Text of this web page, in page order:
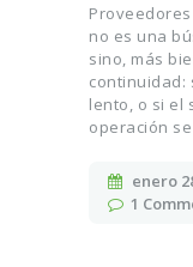
no es una
sino, más
continuidad:
lento, o si el
operación
enero
1